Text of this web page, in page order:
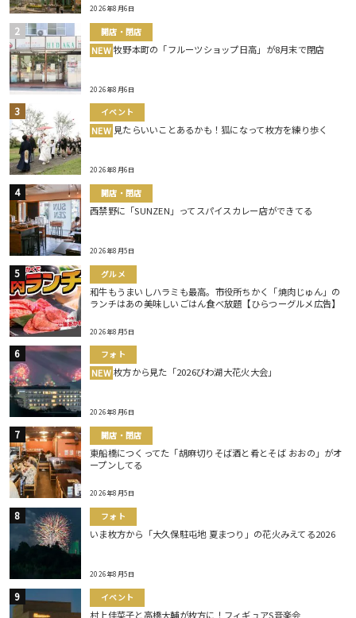
2026年8月6日
開店・閉店
NEW 牧野本町の「フルーツショップ日高」が8月末で閉店
2026年8月6日
イベント
NEW 見たらいいことあるかも！狐になって枚方を練り歩く
2026年8月6日
開店・閉店
西禁野に「SUNZEN」ってスパイスカレー店ができてる
2026年8月5日
グルメ
和牛もうまいしハラミも最高。市役所ちかく「焼肉じゅん」の
ランチはあの美味しいごはん食べ放題【ひらつーグルメ広告】
2026年8月5日
フォト
NEW 枚方から見た「2026びわ湖大花火大会」
2026年8月6日
開店・閉店
東船橋につくってた「胡麻切りそば酒と肴とそば おおの」がオ
ープンしてる
2026年8月5日
フォト
いま枚方から「大久保駐屯地 夏まつり」の花火みえてる2026
2026年8月5日
イベント
村上佳菜子と高橋大輔が枚方に！フィギュアS音楽会